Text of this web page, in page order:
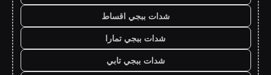
شدات ببجي اقساط
شدات ببجي تمارا
شدات ببجي تابي